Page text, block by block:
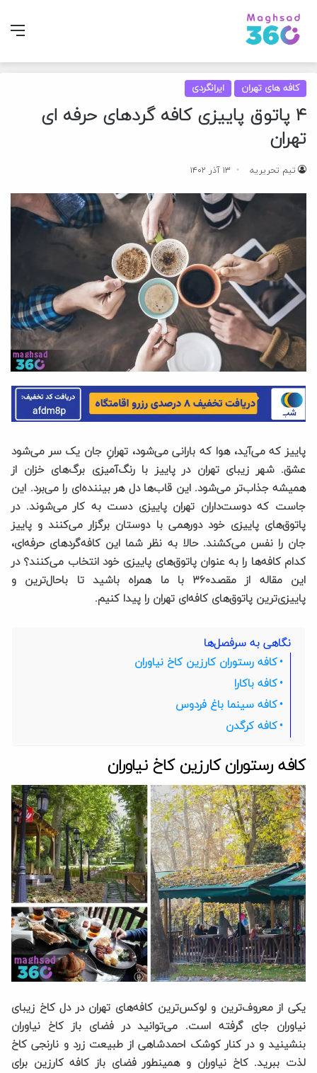
کافه های تهران ایرانگردی
۴ پاتوق پاییزی کافه گردهای حرفه ای
تهران
تیم تحریریه ۱۳ آذر ۱۴۰۲
پاییز که می‌آید، هوا که بارانی می‌شود، تهرانِ جان یک سر می‌شود
عشق. شهر زیبای تهران در پاییز با رنگ‌آمیزی برگ‌های خزان از
همیشه جذاب‌تر می‌شود. این قاب‌ها دل هر بیننده‌ای را می‌برد. این
جاست که دوست‌داران تهران پاییزی دست به کار می‌شوند. در
پاتوق‌های پاییزی خود دورهمی با دوستان برگزار می‌کنند و پاییز
جان را نفس می‌کشند. حالا به نظر شما این کافه‌گردهای حرفه‌ای،
کدام کافه‌ها را به عنوان پاتوق‌های پاییزی خود انتخاب می‌کنند؟ در
این مقاله از مقصد۳۶۰ با ما همراه باشید تا باحال‌ترین و
پاییزی‌ترین پاتوق‌های کافه‌ای تهران را پیدا کنیم.
نگاهی به سرفصل‌ها
کافه رستوران کارزین کاخ نیاوران
کافه باکارا
کافه سینما باغ فردوس
کافه کرگدن
کافه رستوران کارزین کاخ نیاوران
یکی از معروف‌ترین و لوکس‌ترین کافه‌های تهران در دل کاخ زیبای
نیاوران جای گرفته است. می‌توانید در فضای باز کاخ نیاوران
بنشینید و در کنار کوشک احمدشاهی از طبیعت زرد و نارنجی کاخ
لذت ببرید. کاخ نیاوران و همینطور فضای باز کافه کارزین برای